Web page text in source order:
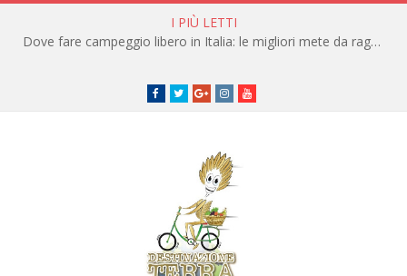
I PIÙ LETTI
Dove fare campeggio libero in Italia: le migliori mete da raggiungere in traghetto
Facebook
TwitterGoogle+instagramyoutube